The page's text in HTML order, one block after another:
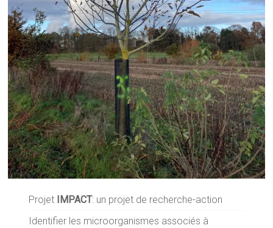
Projet IMPACT: un projet de recherche-action
Identifier les microorganismes associés à